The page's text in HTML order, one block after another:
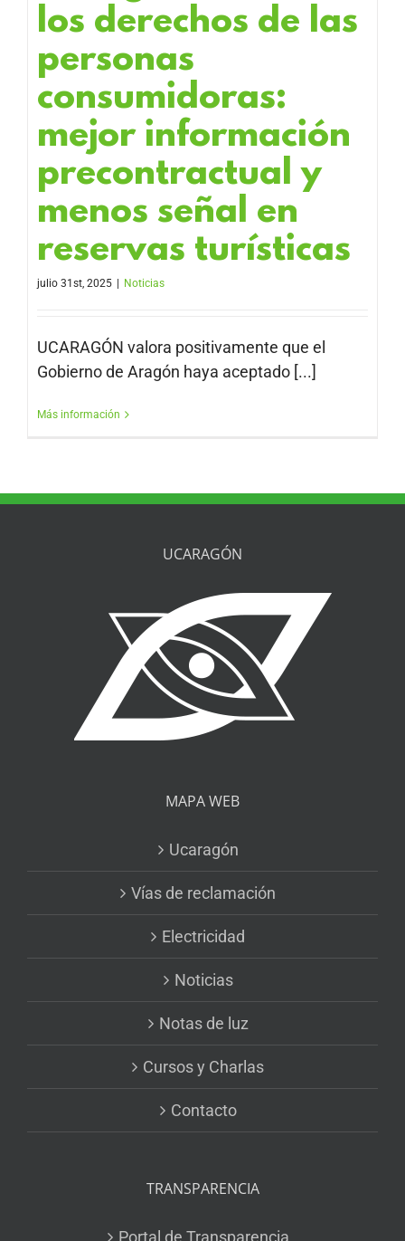
los derechos de las
personas
consumidoras:
mejor información
precontractual y
menos señal en
reservas turísticas
julio 31st, 2025 Noticias
UCARAGÓN valora positivamente que el
Gobierno de Aragón haya aceptado [...]
Más información
UCARAGÓN
MAPA WEB
Ucaragón
Vías de reclamación
Electricidad
Noticias
Notas de luz
Cursos y Charlas
Contacto
TRANSPARENCIA
Portal de Transparencia